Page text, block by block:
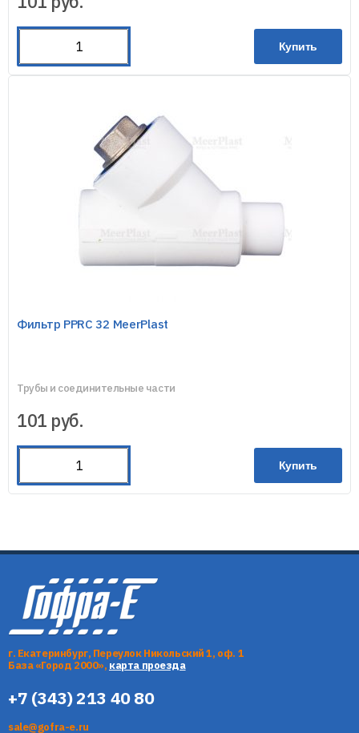
Купить
Фильтр PPRC 32 MeerPlast
Трубы и соединительные части
101 руб.
Купить
г. Екатеринбург, Переулок Никольский 1, оф. 1
База «Город 2000», карта проезда
+7 (343) 213 40 80
sale@gofra-e.ru